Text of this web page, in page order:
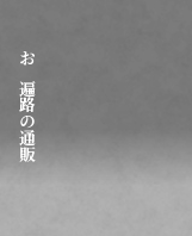
お遍路の通販